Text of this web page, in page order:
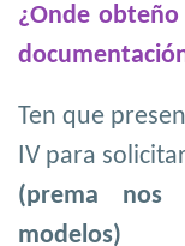
¿Onde
Ten que
IV para
(prema nos
modelos)